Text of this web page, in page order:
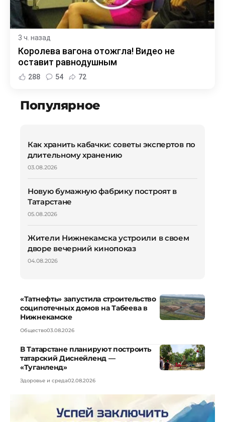
3 ч. назад
Королева вагона отожгла! Видео не
оставит равнодушным
288 54 72
Популярное
Как хранить кабачки: советы экспертов по
длительному хранению
03.08.2026
Новую бумажную фабрику построят в
Татарстане
05.08.2026
Жители Нижнекамска устроили в своем
дворе вечерний кинопоказ
04.08.2026
«Татнефть» запустила строительство
соципотечных домов на Табеева в
Нижнекамске
Общество03.08.2026
В Татарстане планируют построить
татарский Диснейленд —
«Туганленд»
Здоровье и среда02.08.2026